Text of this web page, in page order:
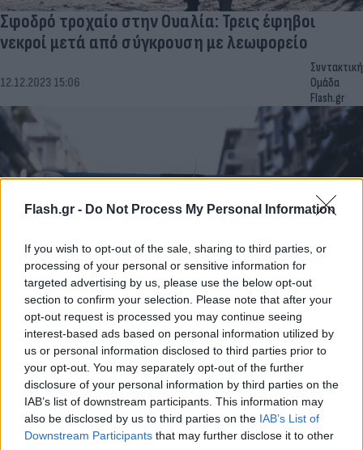
Flash.gr - Do Not Process My Personal Information
If you wish to opt-out of the sale, sharing to third parties, or
processing of your personal or sensitive information for
targeted advertising by us, please use the below opt-out
section to confirm your selection. Please note that after your
opt-out request is processed you may continue seeing
interest-based ads based on personal information utilized by
us or personal information disclosed to third parties prior to
your opt-out. You may separately opt-out of the further
disclosure of your personal information by third parties on the
IAB’s list of downstream participants. This information may
also be disclosed by us to third parties on the IAB’s List of
Downstream Participants that may further disclose it to other
Σφοδρό τροχαίο στην Ουαλία: Τρεις έφηβοι
νεκροί μετά από σύγκρουση με λεωφορείο
12.12.2023 15:06
Συντακτική
Ομάδα
Flash.gr
Τροχαίο στην Πέτρου Ράλλη: Σύγκρουση
οχημάτων με έναν τραυματία
09.12.2023 08:58
Ομάδα
Flash.gr